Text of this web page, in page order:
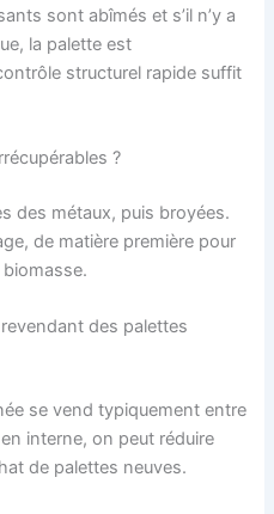
sont abîmés et s’il n’y a
la palette est
structurel rapide suffit
?
des métaux, puis broyées.
de matière première pour
des palettes
se vend typiquement entre
interne, on peut réduire
de palettes neuves.